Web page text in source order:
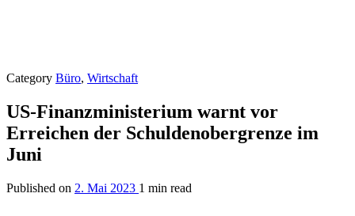
Category Büro, Wirtschaft
US-Finanzministerium warnt vor
Erreichen der Schuldenobergrenze im
Juni
Published on 2. Mai 2023 1 min read